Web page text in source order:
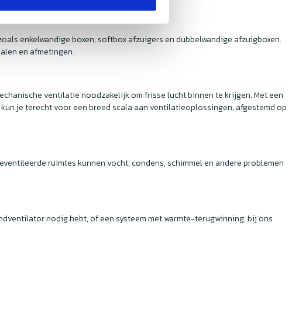
enkelwandige boxen, softbox afzuigers en dubbelwandige afzuigboxen.
en afmetingen.
ventilatie noodzakelijk om frisse lucht binnen te krijgen. Met een
je terecht voor een breed scala aan ventilatieoplossingen, afgestemd op
ruimtes kunnen vocht, condens, schimmel en andere problemen
nodig hebt, of een systeem met warmte-terugwinning, bij ons